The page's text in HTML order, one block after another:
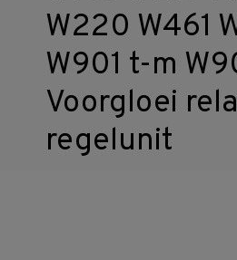
W220 W461
W901 t-m
Voorgloei
regelunit